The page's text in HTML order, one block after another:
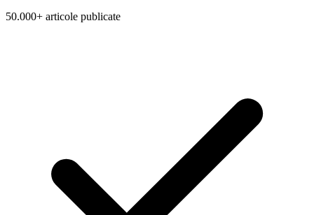
50.000+ articole publicate